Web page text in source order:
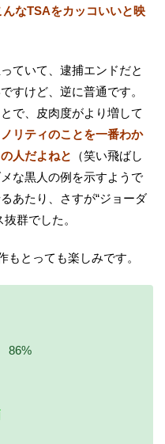
んなTSAをカッコいいと映
ていて、逮捕エンドだと
すけど、逆に普通です。
で、皮肉度がより増して
リティのことを一番わか
人だよねと
（笑い飛ばし
な黒人の例を示すようで
あたり、さすが“ジョーダ
群でした。
もとっても楽しみです。
86%